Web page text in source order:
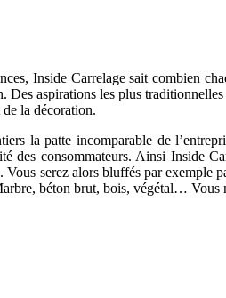
Inside Carrelage sait combien
Des aspirations les plus
de la décoration.
la patte incomparable de
des consommateurs. Ainsi Inside
Vous serez alors bluffés par
béton brut, bois, végétal… Vous